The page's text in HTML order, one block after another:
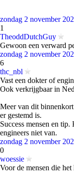
zondag 2 november
1
TheoddDutchGuy
Gewoon een verward
zondag 2 november
6
thc_nbl
Vast een dokter of
Ook verkrijgbaar in
Meer van dit
er gestemd is.
Success mensen en
engineers niet van.
zondag 2 november
0
woessie
Voor de mensen die het